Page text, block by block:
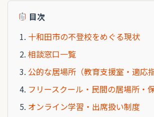
目次
十和田市の不登校をめぐる現状
相談窓口一覧
公的な居場所（教育支援室・適応
フリースクール・民間の居場所・
オンライン学習・出席扱い制度